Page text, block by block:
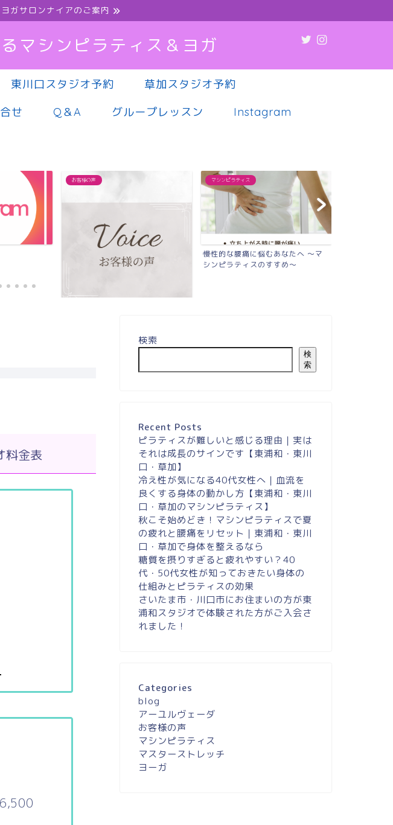
ガサロンナイアのご案内
マシンピラティス＆ヨガ
東川口スタジオ予約
草加スタジオ予約
せ Q＆A グループレッスン
Instagram
マシンピラティス
シンピラティスのすすめ〜
マシンピラティス
肩こり・腰痛・疲れやすさ…その不
調、実は“姿勢”が原因か...
料金表
00
検索
検
索
Recent Posts
ピラティスが難しいと感じる理由｜実は
それは成長のサインです【東浦和・東川
口・草加】
冷え性が気になる40代女性へ｜血流を
良くする身体の動かし方【東浦和・東川
口・草加のマシンピラティス】
秋こそ始めどき！マシンピラティスで夏
の疲れと腰痛をリセット｜東浦和・東川
口・草加で身体を整えるなら
糖質を摂りすぎると疲れやすい？40
代・50代女性が知っておきたい身体の
仕組みとピラティスの効果
さいたま市・川口市にお住まいの方が東
浦和スタジオで体験された方がご入会さ
れました！
Categories
blog
アーユルヴェーダ
お客様の声
マシンピラティス
マスターストレッチ
ヨーガ